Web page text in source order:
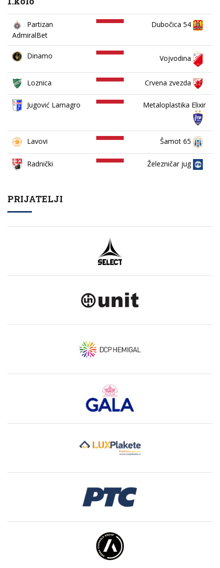
Partizan
AdmiralBet
Dubočica 54
Dinamo Vojvodina
Loznica Crvena zvezda
Jugović Lamagro Metaloplastika Elixir
Lavovi Šamot 65
Radnički Železničar jug
PRIJATELJI